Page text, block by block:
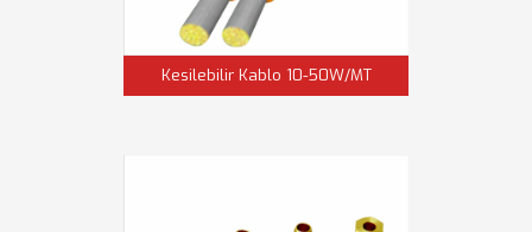
Kesilebilir Kablo 10-50W/MT